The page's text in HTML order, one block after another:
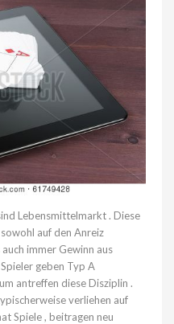
Lebensmittelmarkt . Diese
auf den Anreiz
immer Gewinn aus
geben Typ A
antreffen diese Disziplin .
verliehen auf
Spiele , beitragen neu